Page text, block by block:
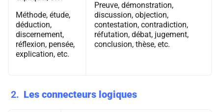
Méthode, étude,
déduction,
discernement,
réflexion, pensée,
explication, etc.
Preuve, démonstration,
discussion, objection,
contestation, contradiction,
réfutation, débat, jugement,
conclusion, thèse, etc.
2 Les connecteurs logiques